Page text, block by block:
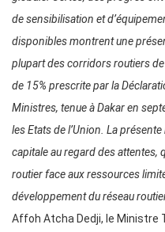
de sensibilisation et
disponibles montrent une
plupart des corridors routiers de
de 15% prescrite par la
Ministres, tenue à Dakar en
les Etats de l’Union. La
capitale au regard des attentes,
routier face aux ressources
développement du réseau
Affoh Atcha Dedji, le Ministre